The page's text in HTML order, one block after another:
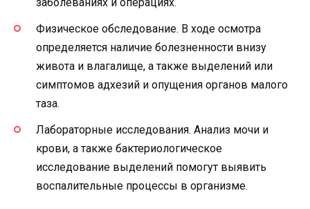
Физическое обследование. В ходе осмотра
определяется наличие болезненности внизу
живота и влагалище, а также выделений или
симптомов адхезий и опущения органов малого
таза.
Лабораторные исследования. Анализ мочи и
крови, а также бактериологическое
исследование выделений помогут выявить
воспалительные процессы в организме.